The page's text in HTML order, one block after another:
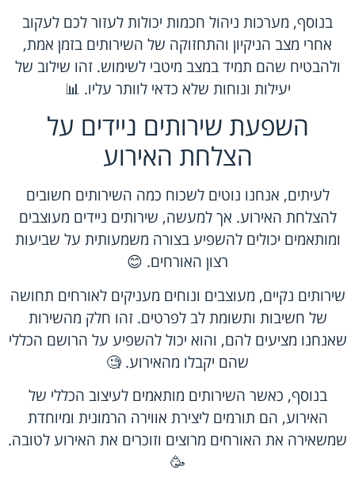
בנוסף, מערכות ניהול חכמות יכולות לעזור לכם לעקוב
אחרי מצב הניקיון והתחזוקה של השירותים בזמן אמת,
ולהבטיח שהם תמיד במצב מיטבי לשימוש. זהו שילוב של
יעילות ונוחות שלא כדאי לוותר עליו. 📊
השפעת שירותים ניידים על
הצלחת האירוע
לעיתים, אנחנו נוטים לשכוח כמה השירותים חשובים
להצלחת האירוע. אך למעשה, שירותים ניידים מעוצבים
ומותאמים יכולים להשפיע בצורה משמעותית על שביעות
רצון האורחים. 😊
שירותים נקיים, מעוצבים ונוחים מעניקים לאורחים תחושה
של חשיבות ותשומת לב לפרטים. זהו חלק מהשירות
שאנחנו מציעים להם, והוא יכול להשפיע על הרושם הכללי
שהם יקבלו מהאירוע. 🧐
בנוסף, כאשר השירותים מותאמים לעיצוב הכללי של
האירוע, הם תורמים ליצירת אווירה הרמונית ומיוחדת
שמשאירה את האורחים מרוצים וזוכרים את האירוע לטובה.
🥳